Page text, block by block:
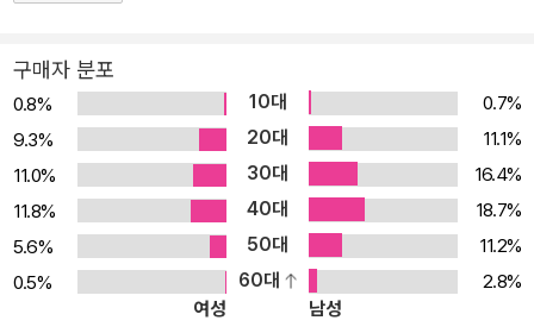
공과 인적자본의 관련성, 질병과 교통, 주택정책, 환경문제 등 고질적
인 도시 문제에 대한 새로운 해법, 개발과 보존이라는 끝없는 갈등, 스
프롤(도시 확산) 현상의 득과 실, 도시 빈곤과 소비 도시의 부상 같은
도시를 둘러싼 쟁점들을 다루고 있다. 이를 통해 세계화와 정보기술
의 시대인 오늘날 유효한 도시의 성공 방정식을 도출하며 가장 인간
답고, 건강하고, 친환경적이며, 문화적·경제적으로도 살기 좋은 곳이
바로 도시임을 증명해 보인다. 도시는 혁신의 발전소다 도시의 인접
성·친밀성·혼잡성은 인재와 기술, 아이디어와 같은 인적자원을 한곳
구매자 분포
0.8% 10대
0.7%
9.3%
20대
11.1%
11.0%
30대
16.4%
11.8%
40대
18.7%
5.6%
50대
11.2%
0.5%
60대
2.8%
여성
남성